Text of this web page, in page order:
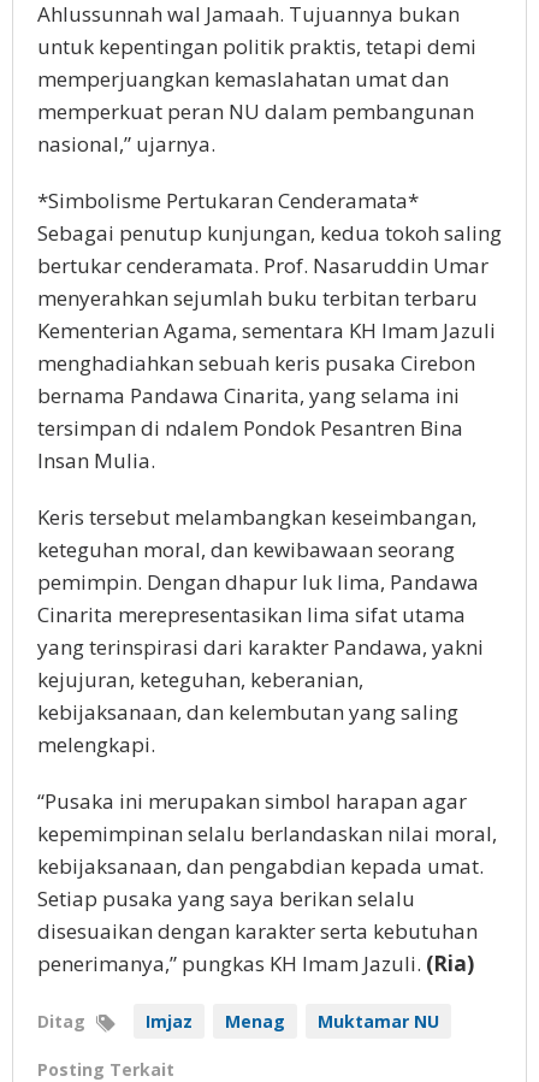
Ahlussunnah wal Jamaah. Tujuannya bukan
untuk kepentingan politik praktis, tetapi demi
memperjuangkan kemaslahatan umat dan
memperkuat peran NU dalam pembangunan
nasional,” ujarnya.
*Simbolisme Pertukaran Cenderamata*
Sebagai penutup kunjungan, kedua tokoh saling
bertukar cenderamata. Prof. Nasaruddin Umar
menyerahkan sejumlah buku terbitan terbaru
Kementerian Agama, sementara KH Imam Jazuli
menghadiahkan sebuah keris pusaka Cirebon
bernama Pandawa Cinarita, yang selama ini
tersimpan di ndalem Pondok Pesantren Bina
Insan Mulia.
Keris tersebut melambangkan keseimbangan,
keteguhan moral, dan kewibawaan seorang
pemimpin. Dengan dhapur luk lima, Pandawa
Cinarita merepresentasikan lima sifat utama
yang terinspirasi dari karakter Pandawa, yakni
kejujuran, keteguhan, keberanian,
kebijaksanaan, dan kelembutan yang saling
melengkapi.
“Pusaka ini merupakan simbol harapan agar
kepemimpinan selalu berlandaskan nilai moral,
kebijaksanaan, dan pengabdian kepada umat.
Setiap pusaka yang saya berikan selalu
disesuaikan dengan karakter serta kebutuhan
penerimanya,” pungkas KH Imam Jazuli. (Ria)
Ditag Imjaz Menag Muktamar NU
Posting Terkait